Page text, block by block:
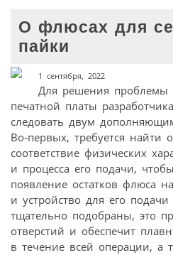
О флюсах для
пайки
1 сентября, 2022
Для решения проблемы
печатной платы
следовать двум
Во‑первых, требуется найти
соответствие физических
и процесса его подачи,
появление остатков флюса
и устройство для его
тщательно подобраны, это
отверстий и обеспечит
в течение всей операции, а